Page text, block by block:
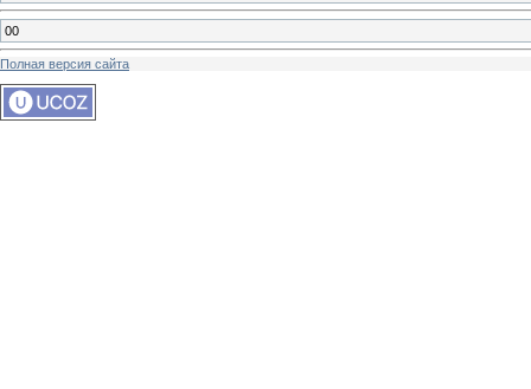
00
Полная версия сайта